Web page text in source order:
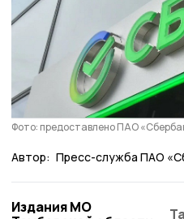
Фото: предоставлено ПАО
Автор: Пресс-служба ПАО
Издания МО